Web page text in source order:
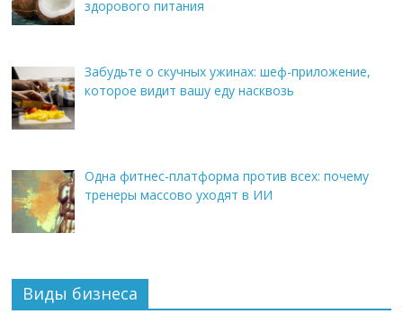
здорового питания
Забудьте о скучных ужинах: шеф-приложение,
которое видит вашу еду насквозь
Одна фитнес-платформа против всех: почему
тренеры массово уходят в ИИ
Виды бизнеса